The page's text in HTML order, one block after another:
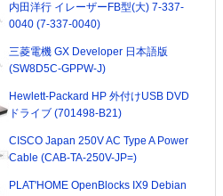
内田洋行 イレーザーFB型(大) 7-337-
0040 (7-337-0040)
三菱電機 GX Developer 日本語版
(SW8D5C-GPPW-J)
Hewlett-Packard HP 外付けUSB DVD
ドライブ (701498-B21)
CISCO Japan 250V AC Type A Power
Cable (CAB-TA-250V-JP=)
PLAT'HOME OpenBlocks IX9 Debian